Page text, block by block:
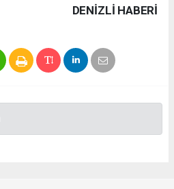
DENIZLI HABERİ